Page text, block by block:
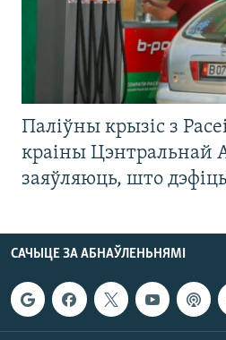
Паліўны крызіс з
краіны Цэнтральнай
заяўляюць, што
САЧЫЦЕ ЗА АБНАЎЛЕНЬНЯМІ